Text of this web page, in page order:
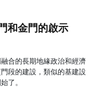
和金門的啟示
合的長期地緣政治和經濟
段的建設，類似的基建設
了。